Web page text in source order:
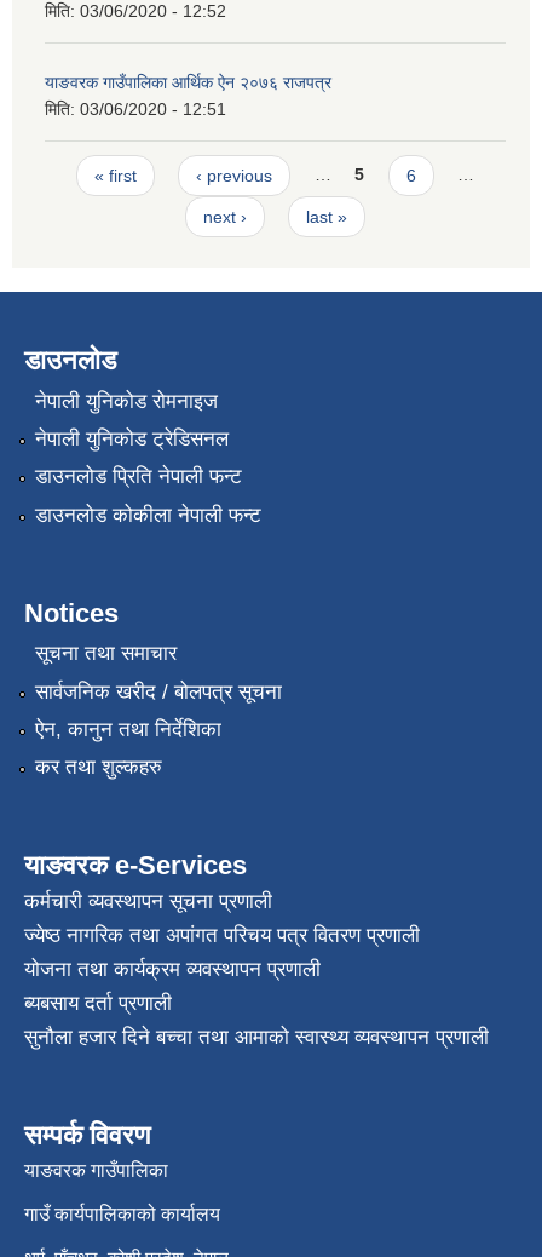
मिति: 03/06/2020 - 12:52
याङवरक गाउँपालिका आर्थिक ऐन २०७६ राजपत्र
मिति: 03/06/2020 - 12:51
Pages
« first ‹ previous … 5 6 …
next › last »
डाउनलोड
नेपाली युनिकोड रोमनाइज
नेपाली युनिकोड ट्रेडिसनल
डाउनलोड प्रिति नेपाली फन्ट
डाउनलोड कोकीला नेपाली फन्ट
Notices
सूचना तथा समाचार
सार्वजनिक खरीद / बोलपत्र सूचना
ऐन, कानुन तथा निर्देशिका
कर तथा शुल्कहरु
याङवरक e-Services
कर्मचारी व्यवस्थापन सूचना प्रणाली
ज्येष्ठ नागरिक तथा अपांगत परिचय पत्र वितरण प्रणाली
योजना तथा कार्यक्रम व्यवस्थापन प्रणाली
ब्यबसाय दर्ता प्रणाली
सुनौला हजार दिने बच्चा तथा आमाको स्वास्थ्य व्यवस्थापन प्रणाली
सम्पर्क विवरण
याङवरक गाउँपालिका
गाउँ कार्यपालिकाको कार्यालय